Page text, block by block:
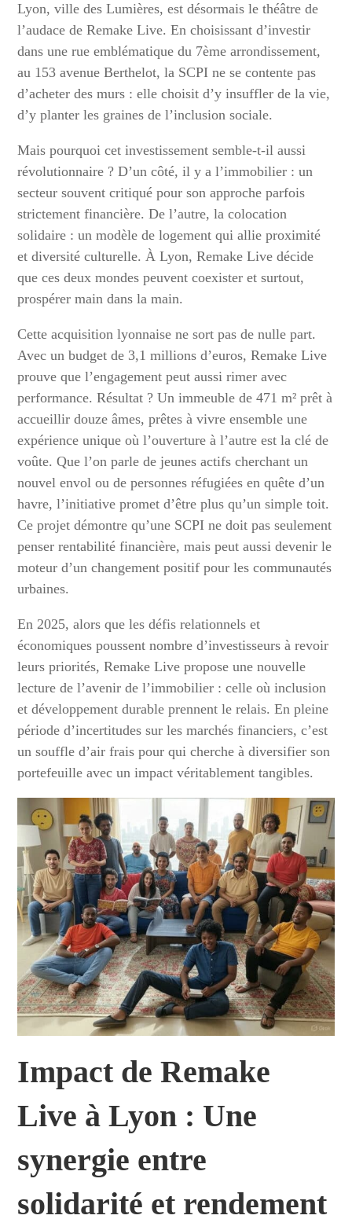
Lyon, ville des Lumières, est désormais le théâtre de
l’audace de Remake Live. En choisissant d’investir
dans une rue emblématique du 7ème arrondissement,
au 153 avenue Berthelot, la SCPI ne se contente pas
d’acheter des murs : elle choisit d’y insuffler de la vie,
d’y planter les graines de l’inclusion sociale.
Mais pourquoi cet investissement semble-t-il aussi
révolutionnaire ? D’un côté, il y a l’immobilier : un
secteur souvent critiqué pour son approche parfois
strictement financière. De l’autre, la colocation
solidaire : un modèle de logement qui allie proximité
et diversité culturelle. À Lyon, Remake Live décide
que ces deux mondes peuvent coexister et surtout,
prospérer main dans la main.
Cette acquisition lyonnaise ne sort pas de nulle part.
Avec un budget de 3,1 millions d’euros, Remake Live
prouve que l’engagement peut aussi rimer avec
performance. Résultat ? Un immeuble de 471 m² prêt à
accueillir douze âmes, prêtes à vivre ensemble une
expérience unique où l’ouverture à l’autre est la clé de
voûte. Que l’on parle de jeunes actifs cherchant un
nouvel envol ou de personnes réfugiées en quête d’un
havre, l’initiative promet d’être plus qu’un simple toit.
Ce projet démontre qu’une SCPI ne doit pas seulement
penser rentabilité financière, mais peut aussi devenir le
moteur d’un changement positif pour les communautés
urbaines.
En 2025, alors que les défis relationnels et
économiques poussent nombre d’investisseurs à revoir
leurs priorités, Remake Live propose une nouvelle
lecture de l’avenir de l’immobilier : celle où inclusion
et développement durable prennent le relais. En pleine
période d’incertitudes sur les marchés financiers, c’est
un souffle d’air frais pour qui cherche à diversifier son
portefeuille avec un impact véritablement tangibles.
Impact de Remake
Live à Lyon : Une
synergie entre
solidarité et rendement